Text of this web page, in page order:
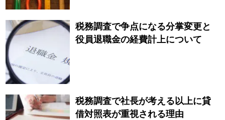
税務調査で争点になる分掌変更と
役員退職金の経費計上について
税務調査で社長が考える以上に貸
借対照表が重視される理由